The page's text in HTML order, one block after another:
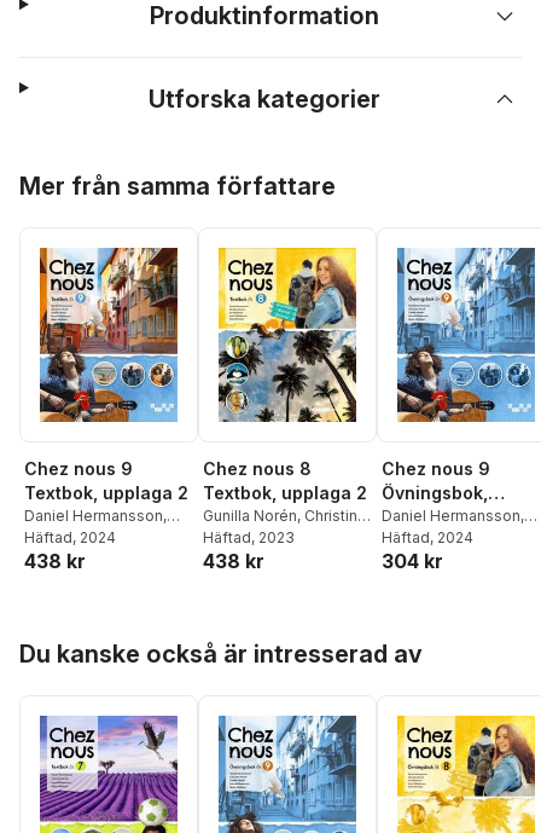
Produktinformation
Utforska kategorier
Mer från samma författare
Chez nous 9
Textbok, upplaga 2
Daniel Hermansson,
Christina Hirsch
Norén ,Lena
Häftad, 2024
438 kr
Chez nous 8
Textbok, upplaga 2
Gunilla Norén, Christina
Hirsch, Daniel
Hermansson
Häftad, 2023
438 kr
Chez nous 9
Övningsbok,
upplaga 2
Daniel Hermansson,
Christina Hirsch
Norén ,Lena
Häftad, 2024
304 kr
Du kanske också är intresserad av